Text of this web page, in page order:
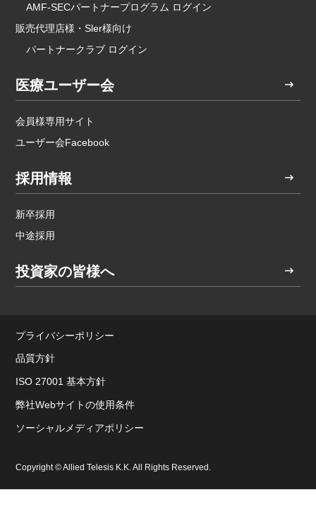
AMF-SECパートナープログラム ログイン
販売代理店様・Sler様向け
パートナークラブ ログイン
医療ユーザー会
会員様専用サイト
ユーザー会Facebook
採用情報
新卒採用
中途採用
投資家の皆様へ
プライバシーポリシー
品質方針
ISO 27001 基本方針
弊社Webサイトの使用条件
ソーシャルメディアポリシー
Copyright © Allied Telesis K.K. All Rights Reserved.